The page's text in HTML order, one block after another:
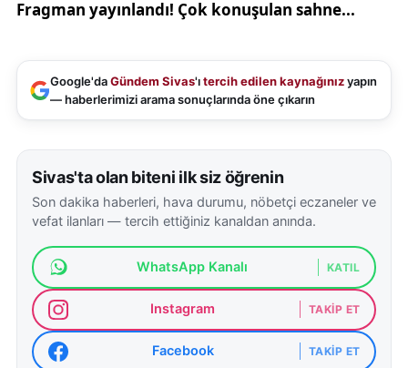
Google'daGündem Sivas'ıtercih edilen kaynağınızyapın
— haberlerimizi arama sonuçlarında öne çıkarın
Sivas'ta olan biteni ilk siz öğrenin
Son dakika haberleri, hava durumu, nöbetçi eczaneler ve
vefat ilanları — tercih ettiğiniz kanaldan anında.
WhatsApp Kanalı KATIL
Instagram TAKIP ET
Facebook TAKIP ET